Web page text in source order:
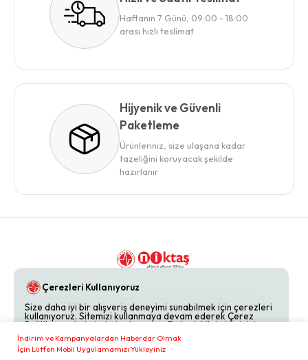
İndirim ve Kampanyalardan Haberdar Olmak
İçin Lütfen Mobil Uygulamamızı Yükleyiniz
Haftanın 7 Günü, 09:00 - 18:00
arası hızlı teslimat
Hijyenik ve Güvenli
Paketleme
Ürünleriniz, size ulaşana kadar
tazeliğini koruyacak şekilde
hazırlanır
Gizlilik PolitikalarıHakkımızdaBize Ulaşın
Çerezleri Kullanıyoruz
Size daha iyi bir alışveriş deneyimi sunabilmek için çerezleri
kullanıyoruz. Sitemizi kullanmaya devam ederek Çerez
Politikamızı kabul etmiş olursunuz. Detaylı bilgi almak için
Çerez Politikamızı
inceleyebilirsiniz.